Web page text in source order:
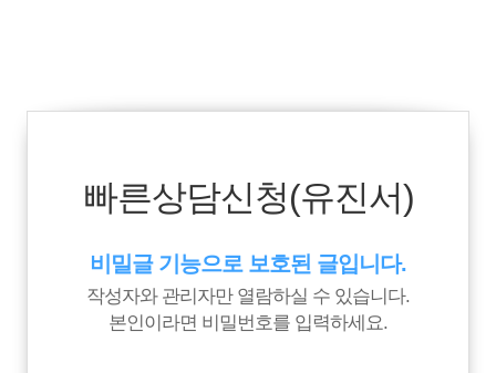
빠른상담신청(유진서)
비밀글 기능으로 보호된 글입니다.
작성자와 관리자만 열람하실 수 있습니다.
본인이라면 비밀번호를 입력하세요.